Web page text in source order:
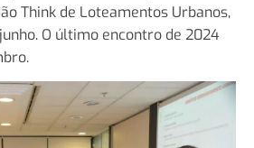
Think de Loteamentos Urbanos,
O último encontro de 2024